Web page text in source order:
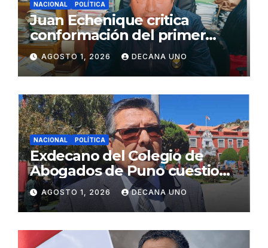
NACIONAL POLÍTICA
Juan Echenique critica
conformación del primer
gabinete ministerial de Keiko
Fujimori
AGOSTO 1, 2026 DECANA UNO
NACIONAL POLÍTICA
Exdecano del Colegio de
Abogados de Puno cuestiona
propuestas sobre seguridad
ciudadana
AGOSTO 1, 2026 DECANA UNO